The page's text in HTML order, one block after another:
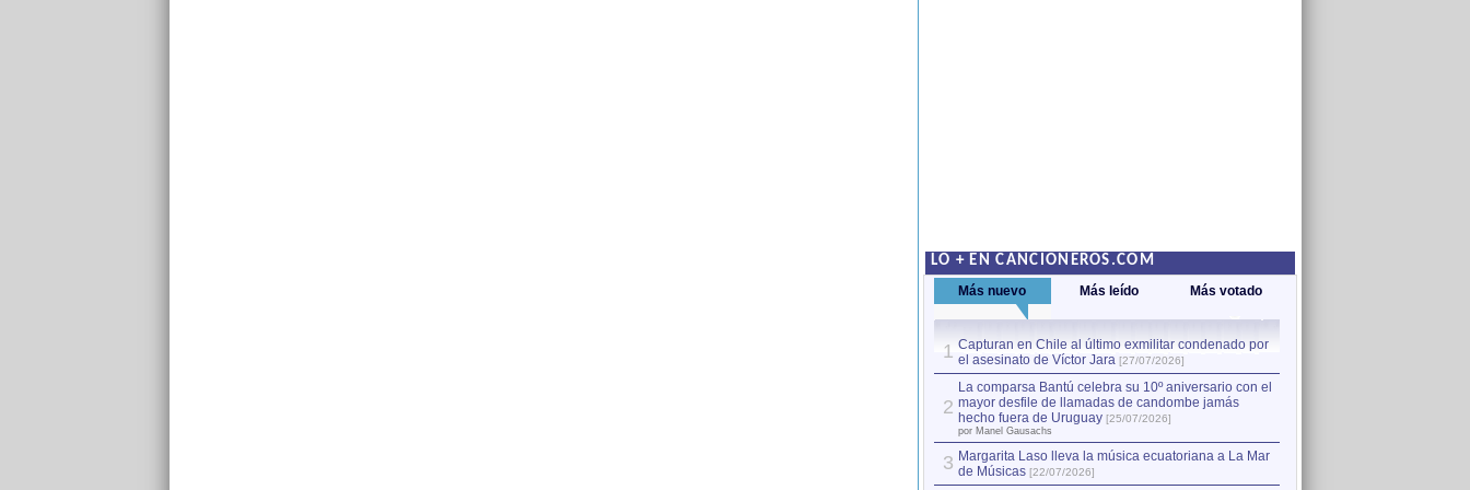
LO + EN CANCIONEROS.COM
Más nuevo Más leído Más votado
1 Capturan en Chile al último exmilitar condenado por
el asesinato de Víctor Jara [27/07/2026]
2
La comparsa Bantú celebra su 10º aniversario con el
mayor desfile de llamadas de candombe jamás
hecho fuera de Uruguay [25/07/2026]
por Manel Gausachs
3 Margarita Laso lleva la música ecuatoriana a La Mar
de Músicas [22/07/2026]